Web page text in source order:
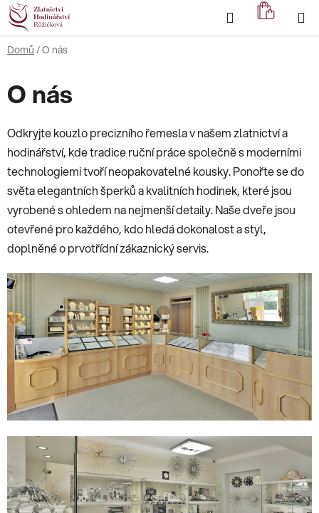
Přejít
na
obsah
Hledat
KOŠÍK
Domů /O nás
O nás
Odkryjte kouzlo precizního řemesla v našem zlatnictví a
hodinářství, kde tradice ruční práce společně s moderními
technologiemi tvoří neopakovatelné kousky. Ponořte se do
světa elegantních šperků a kvalitních hodinek, které jsou
vyrobené s ohledem na nejmenší detaily. Naše dveře jsou
otevřené pro každého, kdo hledá dokonalost a styl,
doplněné o prvotřídní zákaznický servis.